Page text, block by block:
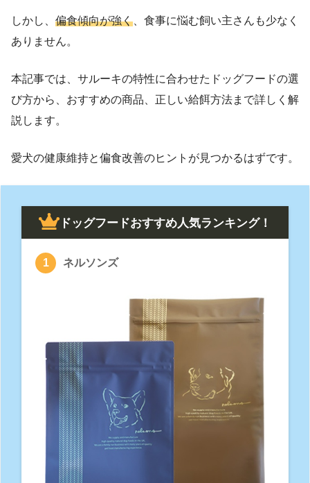
しかし、 偏食傾向が強く、食事に悩む飼い主さんも少なく
ありません。
本記事では、サルーキの特性に合わせたドッグフードの選
び方から、おすすめの商品、正しい給餌方法まで詳しく解
説します。
愛犬の健康維持と偏食改善のヒントが見つかるはずです。
ドッグフードおすすめ人気ランキング！
ネルソンズ